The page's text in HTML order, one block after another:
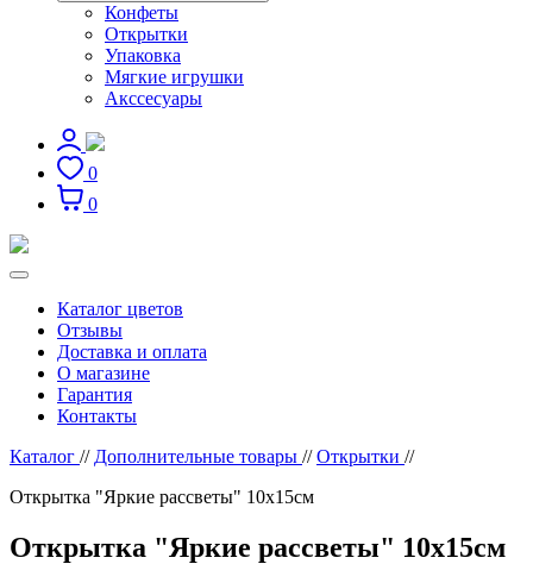
Конфеты
Открытки
Упаковка
Мягкие игрушки
Акссесуары
0
0
Каталог цветов
Отзывы
Доставка и оплата
О магазине
Гарантия
Контакты
Каталог // Дополнительные товары // Открытки //
Открытка "Яркие рассветы" 10х15см
Открытка "Яркие рассветы" 10х15см